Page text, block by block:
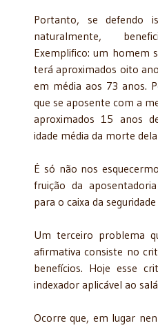
Portanto, se defendo
naturalmente,
Exemplifico: um homem
terá aproximados oito
em média aos 73 anos.
que se aposente com a
aproximados 15 anos
idade média da morte
É só não nos
fruição da
para o caixa da
Um terceiro problema
afirmativa consiste no
benefícios. Hoje esse
indexador aplicável ao
Ocorre que, em lugar